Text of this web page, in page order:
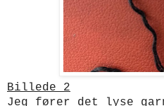
Billede 2
Jeg fører det lyse